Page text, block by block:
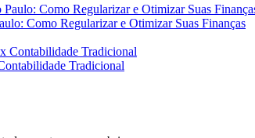
Como Regularizar e Otimizar Suas Finanças
Tradicional